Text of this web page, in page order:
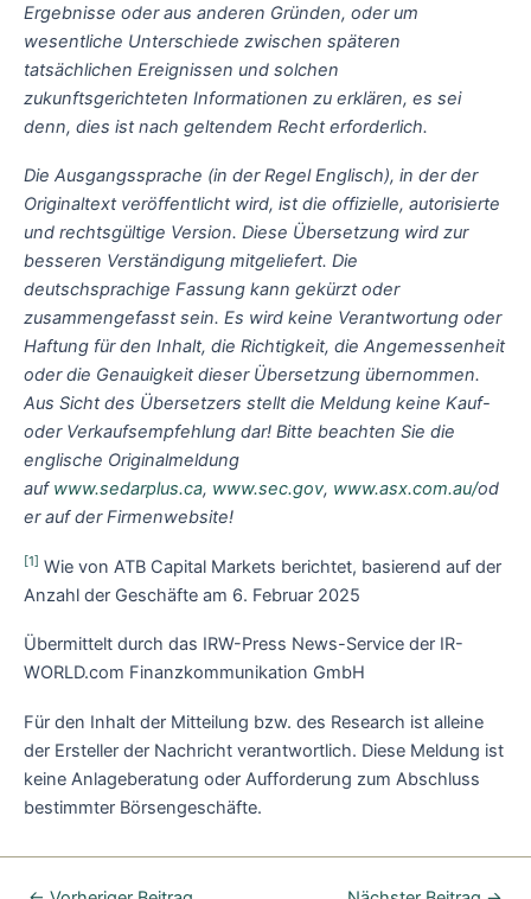
Ergebnisse oder aus anderen Gründen, oder um
wesentliche Unterschiede zwischen späteren
tatsächlichen Ereignissen und solchen
zukunftsgerichteten Informationen zu erklären, es sei
denn, dies ist nach geltendem Recht erforderlich.
Die Ausgangssprache (in der Regel Englisch), in der der
Originaltext veröffentlicht wird, ist die offizielle, autorisierte
und rechtsgültige Version. Diese Übersetzung wird zur
besseren Verständigung mitgeliefert. Die
deutschsprachige Fassung kann gekürzt oder
zusammengefasst sein. Es wird keine Verantwortung oder
Haftung für den Inhalt, die Richtigkeit, die Angemessenheit
oder die Genauigkeit dieser Übersetzung übernommen.
Aus Sicht des Übersetzers stellt die Meldung keine Kauf-
oder Verkaufsempfehlung dar! Bitte beachten Sie die
englische Originalmeldung
auf www.sedarplus.ca, www.sec.gov, www.asx.com.au/od
er auf der Firmenwebsite!
[1] Wie von ATB Capital Markets berichtet, basierend auf der
Anzahl der Geschäfte am 6. Februar 2025
Übermittelt durch das IRW-Press News-Service der IR-
WORLD.com Finanzkommunikation GmbH
Für den Inhalt der Mitteilung bzw. des Research ist alleine
der Ersteller der Nachricht verantwortlich. Diese Meldung ist
keine Anlageberatung oder Aufforderung zum Abschluss
bestimmter Börsengeschäfte.